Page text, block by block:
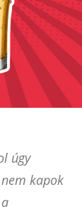
úgy
kapok